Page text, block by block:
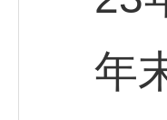
年